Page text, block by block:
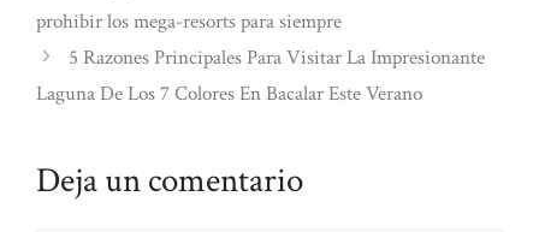
prohibir los mega-resorts para siempre
5 Razones Principales Para Visitar La Impresionante
Laguna De Los 7 Colores En Bacalar Este Verano
Deja un comentario